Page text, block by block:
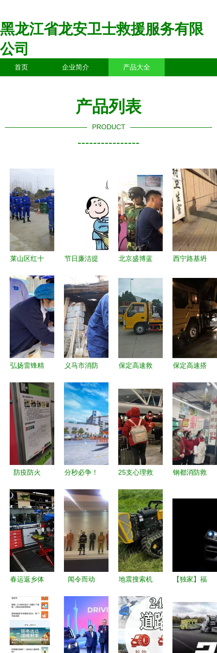
黑龙江省龙安卫士救援服务有限
公司
首页 企业简介 产品大全
产品列表
PRODUCT
----------------
莱山区红十
志愿服务队
全方位参入
疫情防控阻
击战纪实
节日廉洁提
知敬畏 过
廉节 保救
援更高效
北京盛博蓝
探测仪亮相
第十七届国
际消防展
西宁路基坍
援与公益后
勤共筑生命
防线
弘扬雷锋精
援使命 志
愿服务月我
们一直在行
动
义马市消防
消防宣传贴
近民情，救
援服务温暖
民心
保定高速救
上不可或缺
的安全守护
者
保定高速搭
行——专业
服务确保安
全出行
防疫防火
雁塔消防救
援主动服务
蔬菜投放点
筑起疫情防
控消防安全
屏障
分秒必争！
急救援体系
织就“生命
守护网”
25支心理救
陆续抵汉，
架起医患心
灵桥梁
钢都消防救
春运返乡体
因为有你们
在路上14年
的坚守——
闻令而动
际华股份紧
急驰援助灾
区开展救援
地震搜索机
定位与高效
救援的选型
指南 — 实
【独家】福
牌67%宝沃
股权背后
——转身未